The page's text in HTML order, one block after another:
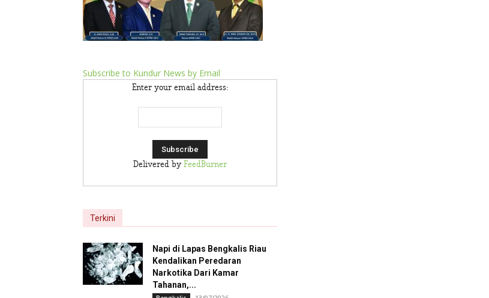
Subscribe to Kundur News by Email
Enter your email address:
Delivered by FeedBurner
Terkini
Napi di Lapas Bengkalis Riau
Kendalikan Peredaran
Narkotika Dari Kamar
Tahanan,...